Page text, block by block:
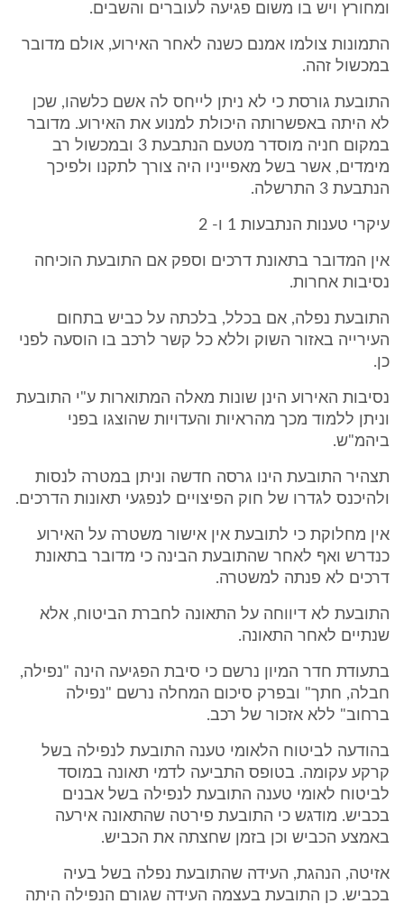
ומחורץ ויש בו משום פגיעה לעוברים והשבים.
התמונות צולמו אמנם כשנה לאחר האירוע, אולם מדובר
במכשול זהה.
התובעת גורסת כי לא ניתן לייחס לה אשם כלשהו, שכן
לא היתה באפשרותה היכולת למנוע את האירוע. מדובר
במקום חניה מוסדר מטעם הנתבעת 3 ובמכשול רב
מימדים, אשר בשל מאפייניו היה צורך לתקנו ולפיכך
הנתבעת 3 התרשלה.
עיקרי טענות הנתבעות 1 ו- 2
אין המדובר בתאונת דרכים וספק אם התובעת הוכיחה
נסיבות אחרות.
התובעת נפלה, אם בכלל, בלכתה על כביש בתחום
העירייה באזור השוק וללא כל קשר לרכב בו הוסעה לפני
כן.
נסיבות האירוע הינן שונות מאלה המתוארות ע"י התובעת
וניתן ללמוד מכך מהראיות והעדויות שהוצגו בפני
ביהמ"ש.
תצהיר התובעת הינו גרסה חדשה וניתן במטרה לנסות
ולהיכנס לגדרו של חוק הפיצויים לנפגעי תאונות הדרכים.
אין מחלוקת כי לתובעת אין אישור משטרה על האירוע
כנדרש ואף לאחר שהתובעת הבינה כי מדובר בתאונת
דרכים לא פנתה למשטרה.
התובעת לא דיווחה על התאונה לחברת הביטוח, אלא
שנתיים לאחר התאונה.
בתעודת חדר המיון נרשם כי סיבת הפגיעה הינה "נפילה,
חבלה, חתך" ובפרק סיכום המחלה נרשם "נפילה
ברחוב" ללא אזכור של רכב.
בהודעה לביטוח הלאומי טענה התובעת לנפילה בשל
קרקע עקומה. בטופס התביעה לדמי תאונה במוסד
לביטוח לאומי טענה התובעת לנפילה בשל אבנים
בכביש. מודגש כי התובעת פירטה שהתאונה אירעה
באמצע הכביש וכן בזמן שחצתה את הכביש.
אזיטה, הנהגת, העידה שהתובעת נפלה בשל בעיה
בכביש. כן התובעת בעצמה העידה שגורם הנפילה היתה